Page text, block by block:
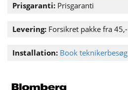
Prisgaranti: Prisgaranti
Levering: Forsikret pakke fra 45,-
Installation: Book teknikerbesøg